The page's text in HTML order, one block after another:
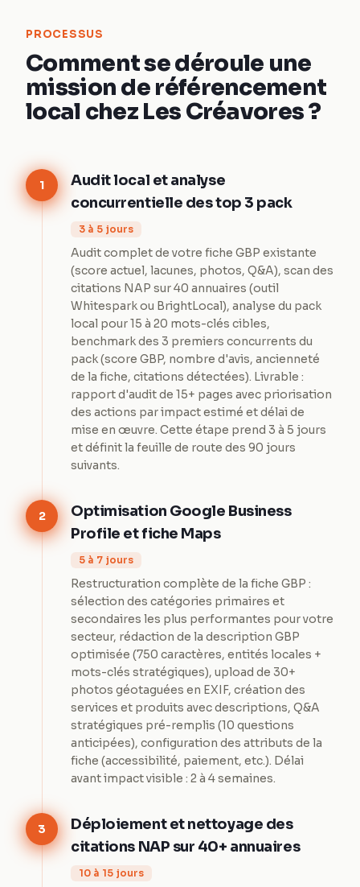
PROCESSUS
Comment se déroule une
mission de référencement
local chez Les Créavores ?
1
Audit local et analyse
concurrentielle des top 3 pack
3 à 5 jours
Audit complet de votre fiche GBP existante
(score actuel, lacunes, photos, Q&A), scan des
citations NAP sur 40 annuaires (outil
Whitespark ou BrightLocal), analyse du pack
local pour 15 à 20 mots-clés cibles,
benchmark des 3 premiers concurrents du
pack (score GBP, nombre d'avis, ancienneté
de la fiche, citations détectées). Livrable :
rapport d'audit de 15+ pages avec priorisation
des actions par impact estimé et délai de
mise en œuvre. Cette étape prend 3 à 5 jours
et définit la feuille de route des 90 jours
suivants.
2
Optimisation Google Business
Profile et fiche Maps
5 à 7 jours
Restructuration complète de la fiche GBP :
sélection des catégories primaires et
secondaires les plus performantes pour votre
secteur, rédaction de la description GBP
optimisée (750 caractères, entités locales +
mots-clés stratégiques), upload de 30+
photos géotaguées en EXIF, création des
services et produits avec descriptions, Q&A
stratégiques pré-remplis (10 questions
anticipées), configuration des attributs de la
fiche (accessibilité, paiement, etc.). Délai
avant impact visible : 2 à 4 semaines.
3
Déploiement et nettoyage des
citations NAP sur 40+ annuaires
10 à 15 jours